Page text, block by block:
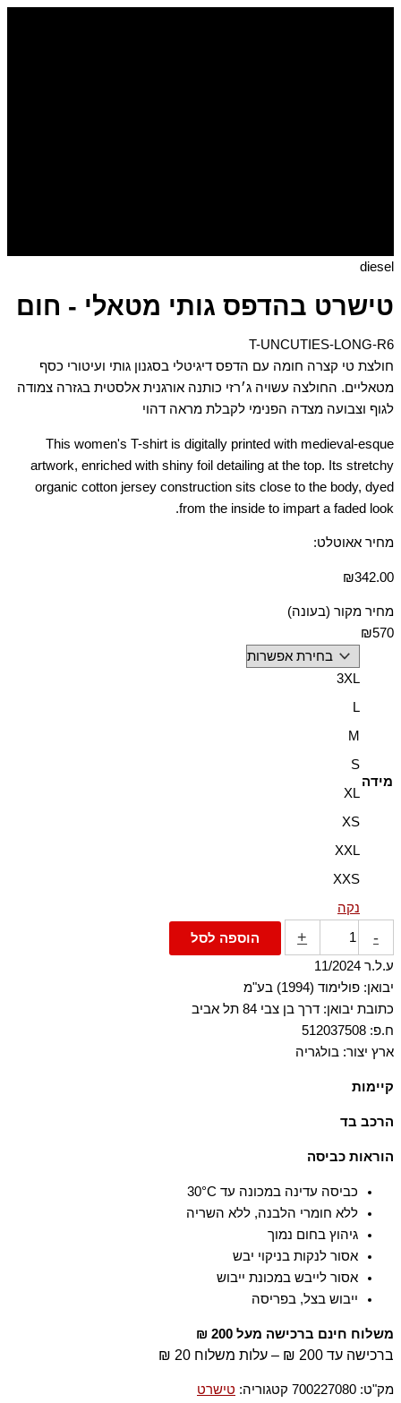
דילוג
diesel
טישרט בהדפס גותי מטאלי - חום
T-UNCUTIES-LONG-R6
חולצת טי קצרה חומה עם הדפס דיגיטלי בסגנון גותי ועיטורי כסף
מטאליים. החולצה עשויה ג׳רזי כותנה אורגנית אלסטית בגזרה צמודה
לגוף וצבועה מצדה הפנימי לקבלת מראה דהוי
This women's T-shirt is digitally printed with medieval-esque
artwork, enriched with shiny foil detailing at the top. Its stretchy
organic cotton jersey construction sits close to the body, dyed
from the inside to impart a faded look.
מחיר אאוטלט:
₪342.00
מחיר מקור (בעונה)
₪570
מידה
3XL
L
M
S
XL
XS
XXL
XXS
נקה
-
כמות
+
הוספה לסל
ע.ל.ר 11/2024
יבואן: פולימוד (1994) בע"מ
כתובת יבואן: דרך בן צבי 84 תל אביב
ח.פ: 512037508
ארץ יצור: בולגריה
קיימות
התומכות במגוון ביולוגי ובמערכות אקולוגיות בריאות.
הרכב בד
אלסטן-ספנדקס
הוראות כביסה
כביסה עדינה במכונה עד ‎30°C
ללא חומרי הלבנה, ללא השריה
גיהוץ בחום נמוך
אסור לנקות בניקוי יבש
אסור לייבש במכונת ייבוש
ייבוש בצל, בפריסה
משלוח חינם ברכישה מעל 200 ₪
ברכישה עד 200 ₪ – עלות משלוח 20 ₪
מק"ט: 700227080 קטגוריה: טישרט